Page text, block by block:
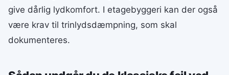
give dårlig lydkomfort. I etagebyggeri kan der også
være krav til trinlydsdæmpning, som skal
dokumenteres.